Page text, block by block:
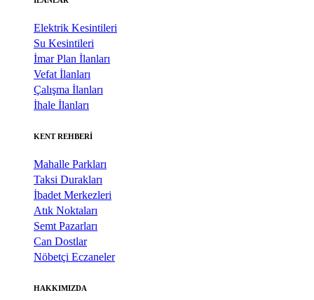
Elektrik Kesintileri
Su Kesintileri
İmar Plan İlanları
Vefat İlanları
Çalışma İlanları
İhale İlanları
KENT REHBERİ
Mahalle Parkları
Taksi Durakları
İbadet Merkezleri
Atık Noktaları
Semt Pazarları
Can Dostlar
Nöbetçi Eczaneler
HAKKIMIZDA